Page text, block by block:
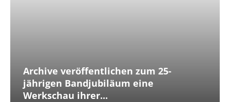
Archive veröffentlichen zum 25-
jährigen Bandjubiläum eine
Werkschau ihrer...